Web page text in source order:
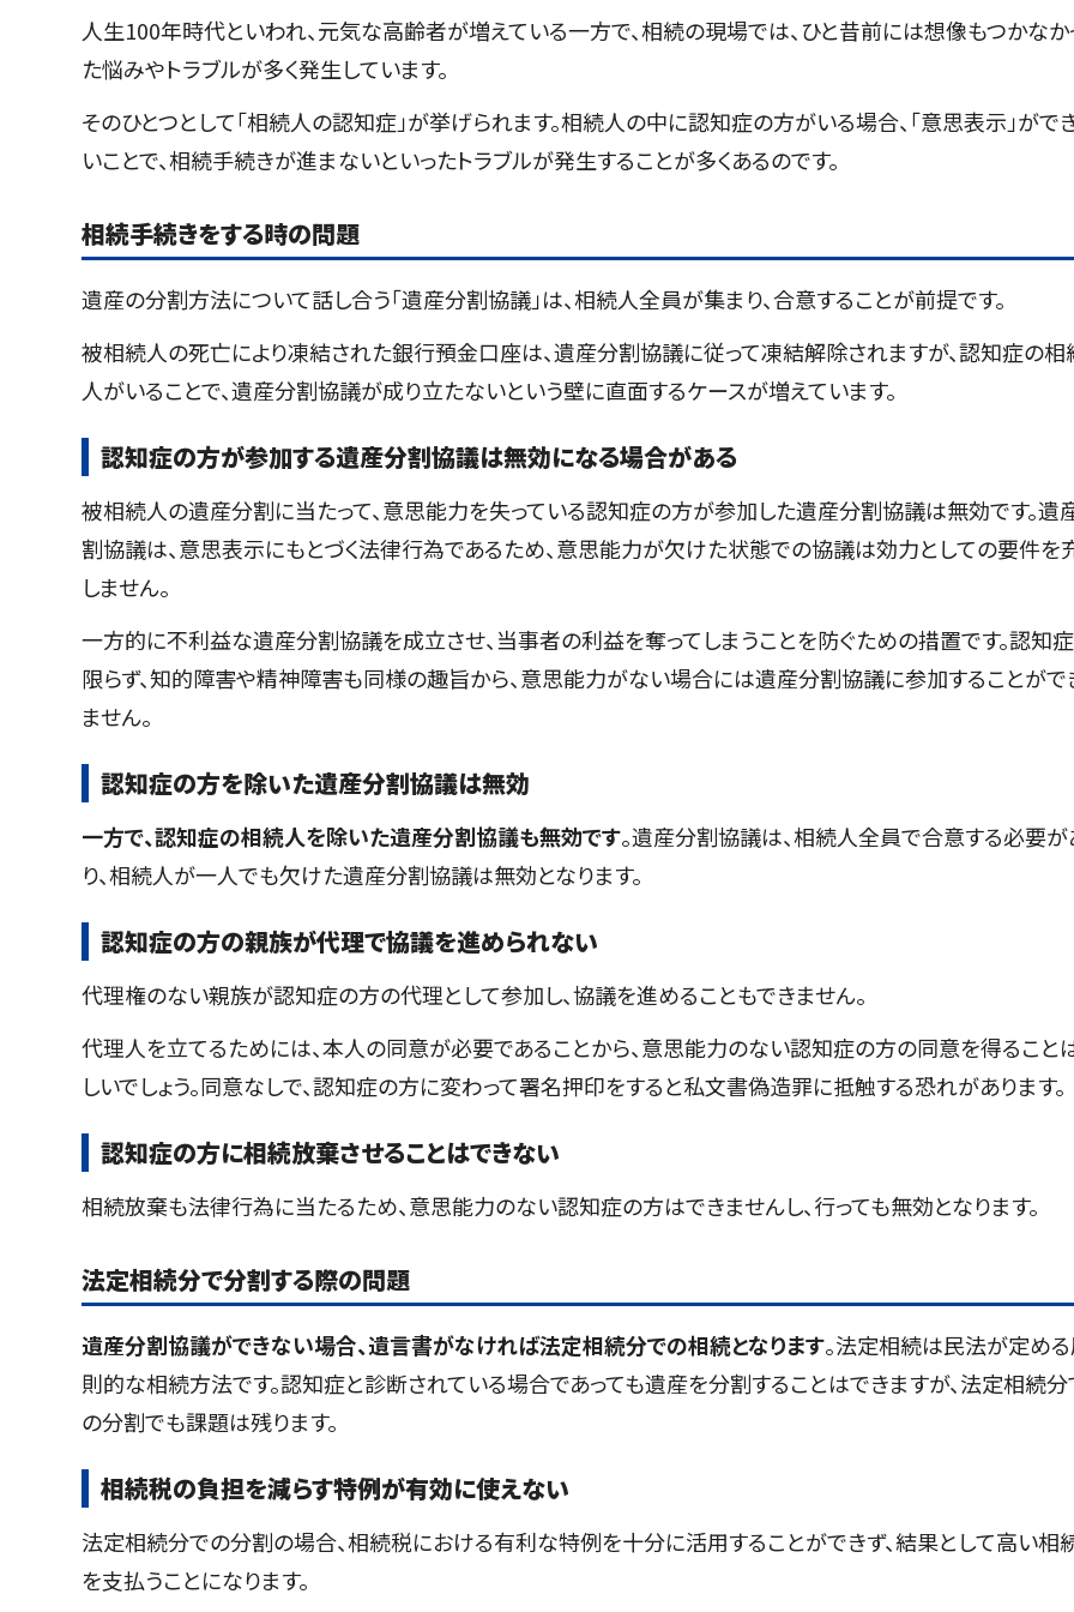
人生100年時代といわれ、元気な高齢者が増えている一方で、相続の現場では、ひと昔前には想像もつかなか
た悩みやトラブルが多く発生しています。
そのひとつとして「相続人の認知症」が挙げられます。相続人の中に認知症の方がいる場合、「意思表示」がで
いことで、相続手続きが進まないといったトラブルが発生することが多くあるのです。
相続手続きをする時の問題
遺産の分割方法について話し合う「遺産分割協議」は、相続人全員が集まり、合意することが前提です。
被相続人の死亡により凍結された銀行預金口座は、遺産分割協議に従って凍結解除されますが、認知症の相
人がいることで、遺産分割協議が成り立たないという壁に直面するケースが増えています。
認知症の方が参加する遺産分割協議は無効になる場合がある
被相続人の遺産分割に当たって、意思能力を失っている認知症の方が参加した遺産分割協議は無効です。遺
割協議は、意思表示にもとづく法律行為であるため、意思能力が欠けた状態での協議は効力としての要件を
しません。
一方的に不利益な遺産分割協議を成立させ、当事者の利益を奪ってしまうことを防ぐための措置です。認知
限らず、知的障害や精神障害も同様の趣旨から、意思能力がない場合には遺産分割協議に参加することがで
ません。
認知症の方を除いた遺産分割協議は無効
一方で、認知症の相続人を除いた遺産分割協議も無効です。遺産分割協議は、相続人全員で合意する必要が
り、相続人が一人でも欠けた遺産分割協議は無効となります。
認知症の方の親族が代理で協議を進められない
代理権のない親族が認知症の方の代理として参加し、協議を進めることもできません。
代理人を立てるためには、本人の同意が必要であることから、意思能力のない認知症の方の同意を得ること
しいでしょう。同意なしで、認知症の方に変わって署名押印をすると私文書偽造罪に抵触する恐れがあります。
認知症の方に相続放棄させることはできない
相続放棄も法律行為に当たるため、意思能力のない認知症の方はできませんし、行っても無効となります。
法定相続分で分割する際の問題
遺産分割協議ができない場合、遺言書がなければ法定相続分での相続となります。法定相続は民法が定め
則的な相続方法です。認知症と診断されている場合であっても遺産を分割することはできますが、法定相続分
の分割でも課題は残ります。
相続税の負担を減らす特例が有効に使えない
法定相続分での分割の場合、相続税における有利な特例を十分に活用することができず、結果として高い相
を支払うことになります。